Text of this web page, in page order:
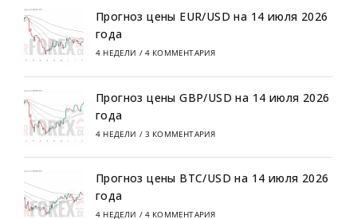
Прогноз цены EUR/USD на 14 июля 2026
года
4 НЕДЕЛИ / 4 КОММЕНТАРИЯ
Прогноз цены GBP/USD на 14 июля 2026
года
4 НЕДЕЛИ / 3 КОММЕНТАРИЯ
Прогноз цены BTC/USD на 14 июля 2026
года
4 НЕДЕЛИ / 4 КОММЕНТАРИЯ